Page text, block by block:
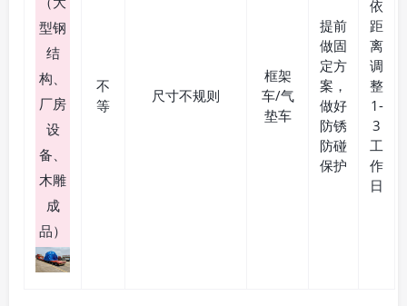
型钢
结
构、
厂房
设
备、
木雕
成
品）
不
等
尺寸不规则
框架
车/气
垫车
提前
做固
定方
案，
做好
防锈
防碰
保护
依
距
离
调
整
1-
3
工
作
日